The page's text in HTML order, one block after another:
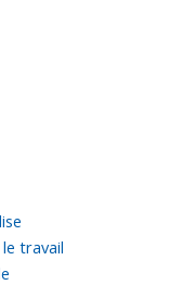
travail